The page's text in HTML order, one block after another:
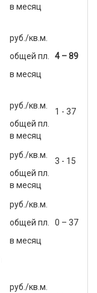
в месяц
руб./кв.м.
общей пл.
в месяц
4 – 89
руб./кв.м.
общей пл.
в месяц
1 - 37
руб./кв.м.
общей пл.
в месяц
3 - 15
руб./кв.м.
общей пл.
в месяц
0 – 37
руб./кв.м.